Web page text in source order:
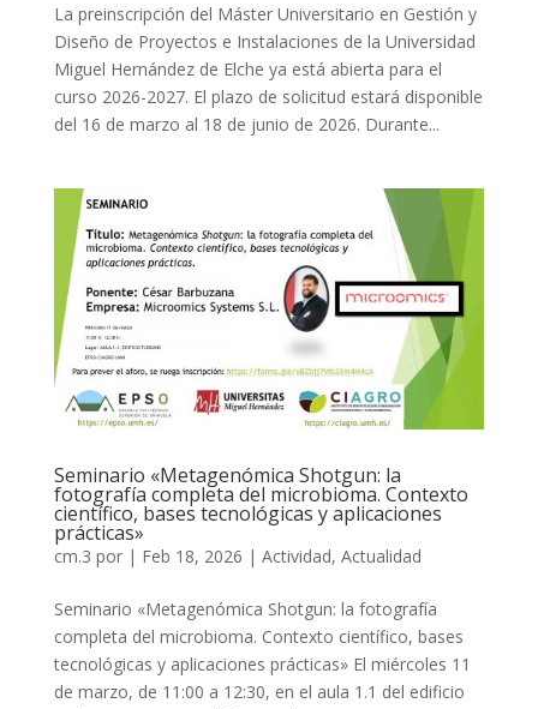
La preinscripción del Máster Universitario en Gestión y
Diseño de Proyectos e Instalaciones de la Universidad
Miguel Hernández de Elche ya está abierta para el
curso 2026-2027. El plazo de solicitud estará disponible
del 16 de marzo al 18 de junio de 2026. Durante...
Seminario «Metagenómica Shotgun: la
fotografía completa del microbioma. Contexto
científico, bases tecnológicas y aplicaciones
prácticas»
cm.3 por | Feb 18, 2026 | Actividad, Actualidad
Seminario «Metagenómica Shotgun: la fotografía
completa del microbioma. Contexto científico, bases
tecnológicas y aplicaciones prácticas» El miércoles 11
de marzo, de 11:00 a 12:30, en el aula 1.1 del edificio